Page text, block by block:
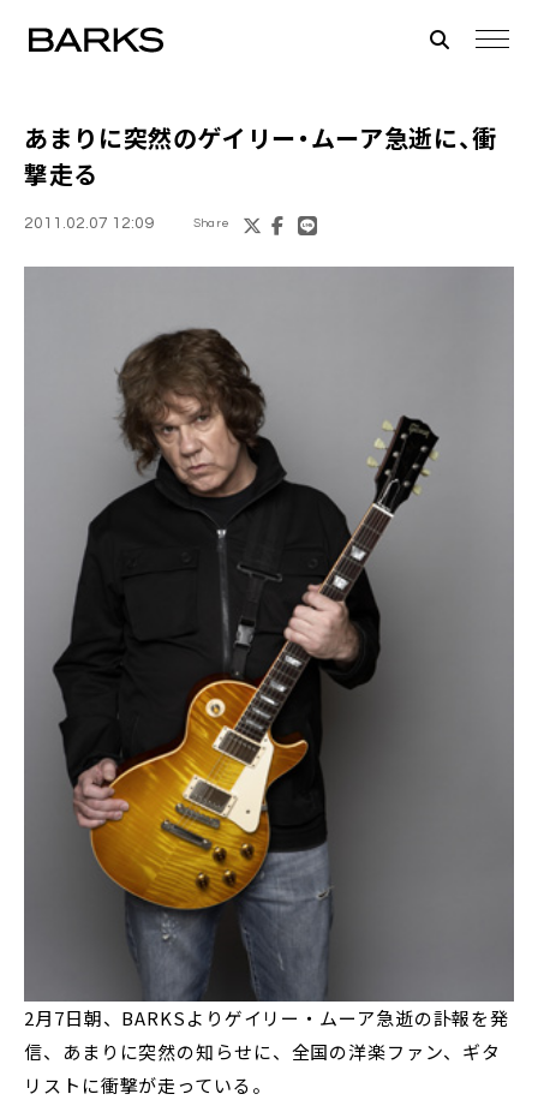
あまりに突然のゲイリー・ムーア急逝に、衝
撃走る
2011.02.07 12:09 Share
2月7日朝、BARKSよりゲイリー・ムーア急逝の訃報を発
信、あまりに突然の知らせに、全国の洋楽ファン、ギタ
リストに衝撃が走っている。